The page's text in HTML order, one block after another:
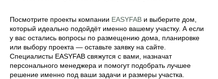
Посмотрите проекты компании EASYFAB и выберите дом,
который идеально подойдёт именно вашему участку. А если
у вас остались вопросы по размещению дома, планировке
или выбору проекта — оставьте заявку на сайте.
Специалисты EASYFAB свяжутся с вами, назначат
персонального менеджера и помогут подобрать лучшее
решение именно под ваши задачи и размеры участка.